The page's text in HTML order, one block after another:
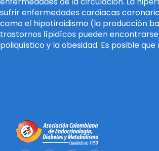
sufrir enfermedades cardiacas
como el hipotiroidismo (la producción
trastornos lípidícos pueden
poliquístico y la obesidad. Es posible